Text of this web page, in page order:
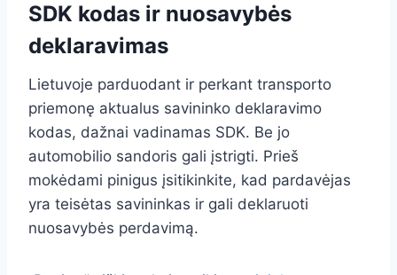
SDK kodas ir nuosavybės
deklaravimas
Lietuvoje parduodant ir perkant transporto
priemonę aktualus savininko deklaravimo
kodas, dažnai vadinamas SDK. Be jo
automobilio sandoris gali įstrigti. Prieš
mokėdami pinigus įsitikinkite, kad pardavėjas
yra teisėtas savininkas ir gali deklaruoti
nuosavybės perdavimą.